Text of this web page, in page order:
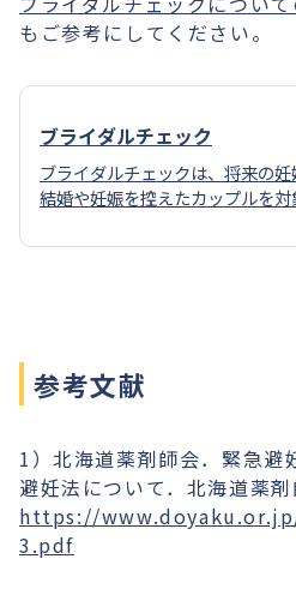
もご参考にしてください。
ブライダルチェック
ブライダルチェックは、将来の妊
結婚や妊娠を控えたカップルを
参考文献
1）北海道薬剤師会．緊急避
避妊法について．北海道薬
https://
3.pdf